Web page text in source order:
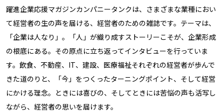
躍進企業応援マガジンカンパニータンクは、さまざまな業種におい
て経営者の生の声を届ける、経営者のための雑誌です。テーマは、
「企業は人なり」。「人」が織り成すストーリーこそが、企業形成
の根底にある。その原点に立ち返ってインタビューを行っていま
す。飲食、不動産、IT、建設、医療福祉それぞれの経営者が歩んで
きた道のりと、「今」をつくったターニングポイント、そして経営
にかける理念。ときには喜びの、そしてときには苦悩の声も活写し
ながら、経営者の思いを届けます。